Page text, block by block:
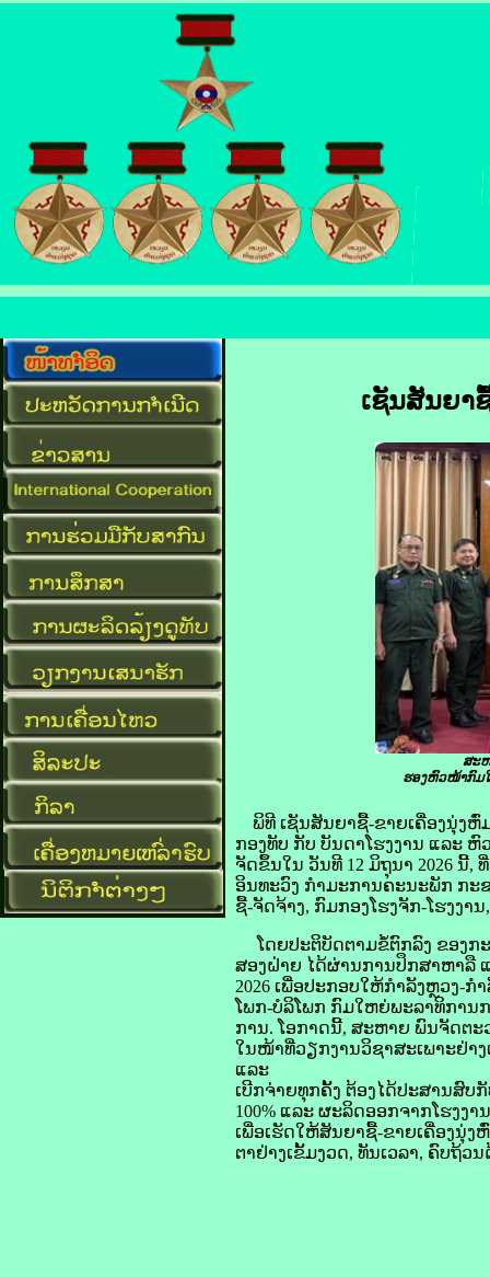
ເຊັນສັນຍາ
ສະ
ຮອງຫົວໜ້າກົມ
ພິທີ ເຊັນສັນຍາຊື້-ຂາຍເຄື່ອງນຸ່ງຫົ່
ກອງທັບ ກັບ ບັນດາໂຮງງານ ແລະ
ຈັດຂຶ້ນໃນ ວັນທີ 12 ມິຖຸນາ 2026 ນີ້
ອິນທະວົງ ກຳມະການຄະນະພັກ ກະ
ຊື້-ຈັດຈ້າງ, ກົມກອງໂຮງຈັກ-ໂຮງງ
ໂດຍປະຕິບັດຕາມຂໍ້ຕົກລົງ ຂອງກະ
ສອງຝ່າຍ ໄດ້ຜ່ານການປຶກສາຫາລື
2026 ເພື່ອປະກອບໃຫ້ກໍາລັງຫຼວງ-
ໂພກ-ບໍລິໂພກ ກົມໃຫຍ່ພະລາທິການ
ການ. ໂອກາດນີ້, ສະຫາຍ ພົນຈັດຕ
ໃນໜ້າທີ່ວຽກງານວິຊາສະເພາະຢ່າງ
ແລະ
ເບີກຈ່າຍທຸກຄັ້ງ ຕ້ອງໄດ້ປະສານສົບ
100% ແລະ ຜະລິດອອກຈາກໂຮງ
ເພື່ອເຮັດໃຫ້ສັນຍາຊື້-ຂາຍເຄື່ອງນຸ່
ຕາຢ່າງເຂັ້ມງວດ, ທັນເວລາ, ຄົບຖ້